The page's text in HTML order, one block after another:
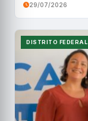
29/07/2026
DISTRITO FEDERAL